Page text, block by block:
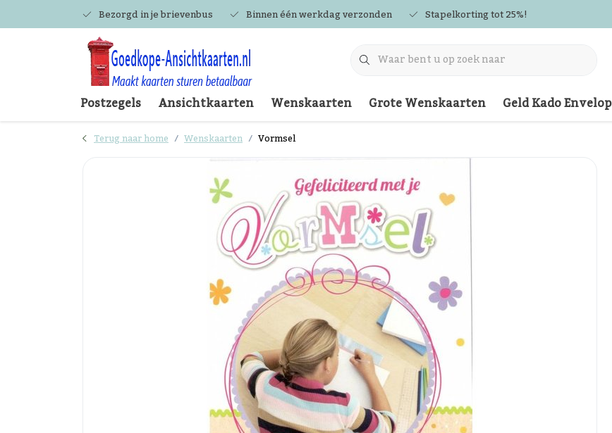
Bezorgd in je brievenbus Binnen één werkdag verzonden Stapelkorting tot 25%!
Postzegels Ansichtkaarten Wenskaarten Grote Wenskaarten Geld Kado Envelop
Terug naar home Wenskaarten Vormsel